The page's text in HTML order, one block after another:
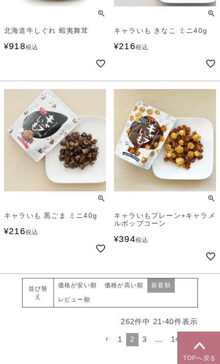
北海道牛しぐれ 蝦夷舞茸
¥918税込
キャラいも きなこ ミニ40g
¥216税込
キャラいも 黒ごま ミニ40g
¥216税込
キャラいもプレーン+キャラメ
ルポップコーン
¥394税込
並び替
え
価格が安い順 価格が高い順 新着順
レビュー順
262件中 21 -40件表示
1 2 3 … 14
TOPへ戻る